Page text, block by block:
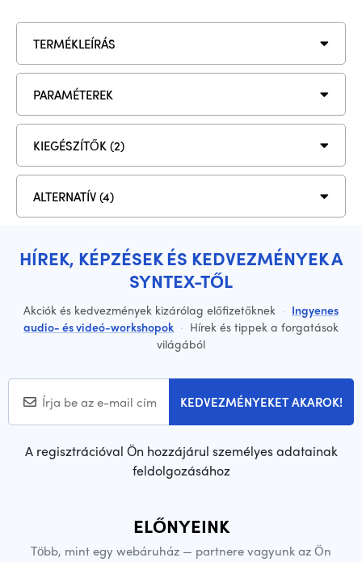
TERMÉKLEÍRÁS
PARAMÉTEREK
KIEGÉSZÍTŐK (2)
ALTERNATÍV (4)
HÍREK, KÉPZÉSEK ÉS KEDVEZMÉNYEK A
SYNTEX-TŐL
Akciók és kedvezmények kizárólag előfizetőknek · Ingyenes
audio- és videó-workshopok · Hírek és tippek a forgatások
világából
KEDVEZMÉNYEKET AKAROK!
A regisztrációval Ön hozzájárul személyes adatainak
feldolgozásához
ELŐNYEINK
Több, mint egy webáruház — partnere vagyunk az Ön